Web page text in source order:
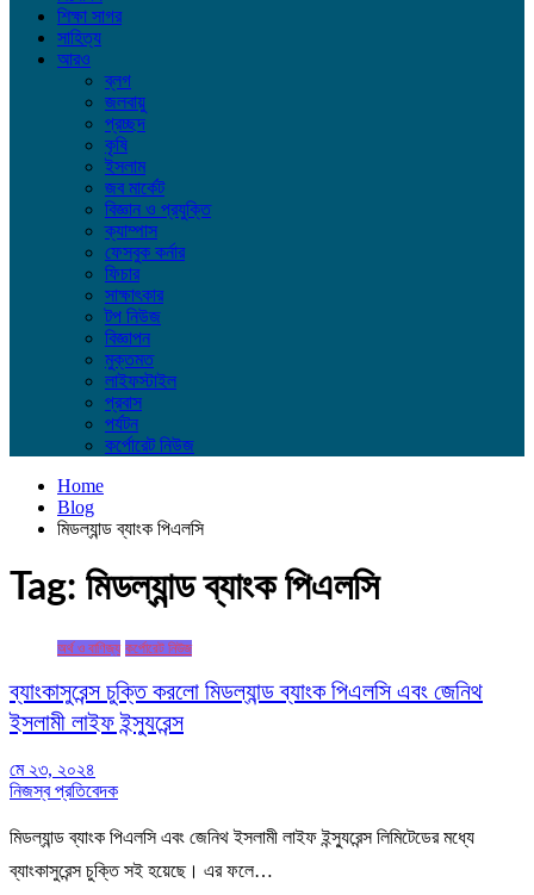
শিক্ষা সাগর
সাহিত্য
আরও
ব্লগ
জলবায়ু
প্রচ্ছদ
কৃষি
ইসলাম
জব মার্কেট
বিজ্ঞান ও প্রযুক্তি
ক্যাম্পাস
ফেসবুক কর্নার
ফিচার
সাক্ষাৎকার
টপ নিউজ
বিজ্ঞাপন
মুক্তমত
লাইফস্টাইল
প্রবাস
পর্যটন
কর্পোরেট নিউজ
Home
Blog
মিডল্যান্ড ব্যাংক পিএলসি
Tag: মিডল্যান্ড ব্যাংক পিএলসি
অর্থ ও বাণিজ্য কর্পোরেট নিউজ
ব্যাংকাসুরেন্স চুক্তি করলো মিডল্যান্ড ব্যাংক পিএলসি এবং জেনিথ
ইসলামী লাইফ ইন্স্যুরেন্স
মে ২৩, ২০২৪
নিজস্ব প্রতিবেদক
মিডল্যান্ড ব্যাংক পিএলসি এবং জেনিথ ইসলামী লাইফ ইন্স্যুরেন্স লিমিটেডের মধ্যে
ব্যাংকাসুরেন্স চুক্তি সই হয়েছে। এর ফলে…